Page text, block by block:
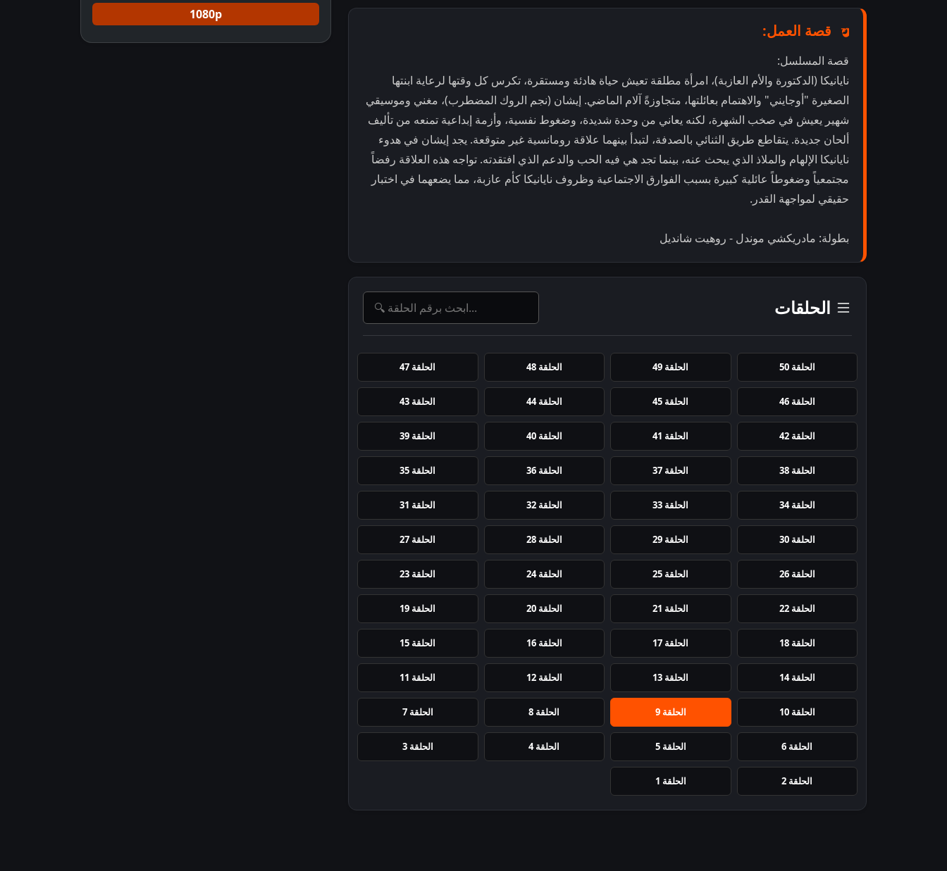
قصة العمل:
قصة المسلسل:
نايانيكا (الدكتورة والأم العازبة)، امرأة مطلقة تعيش حياة هادئة ومستقرة، تكرس كل وقتها لرعاية ابنتها
الصغيرة "أوجايني" والاهتمام بعائلتها، متجاوزةً آلام الماضي. إيشان (نجم الروك المضطرب)، مغني وموسيقي
شهير يعيش في صخب الشهرة، لكنه يعاني من وحدة شديدة، وضغوط نفسية، وأزمة إبداعية تمنعه من تأليف
ألحان جديدة. يتقاطع طريق الثنائي بالصدفة، لتبدأ بينهما علاقة رومانسية غير متوقعة. يجد إيشان في هدوء
نايانيكا الإلهام والملاذ الذي يبحث عنه، بينما تجد هي فيه الحب والدعم الذي افتقدته. تواجه هذه العلاقة رفضاً
مجتمعياً وضغوطاً عائلية كبيرة بسبب الفوارق الاجتماعية وظروف نايانيكا كأم عازبة، مما يضعهما في اختبار
حقيقي لمواجهة القدر.
بطولة: مادريكشي موندل - روهيت شانديل
الحلقات
الحلقة 50 الحلقة 49 الحلقة 48 الحلقة 47
الحلقة 46 الحلقة 45 الحلقة 44 الحلقة 43
الحلقة 42 الحلقة 41 الحلقة 40 الحلقة 39
الحلقة 38 الحلقة 37 الحلقة 36 الحلقة 35
الحلقة 34 الحلقة 33 الحلقة 32 الحلقة 31
الحلقة 30 الحلقة 29 الحلقة 28 الحلقة 27
الحلقة 26 الحلقة 25 الحلقة 24 الحلقة 23
الحلقة 22 الحلقة 21 الحلقة 20 الحلقة 19
الحلقة 18 الحلقة 17 الحلقة 16 الحلقة 15
الحلقة 14 الحلقة 13 الحلقة 12 الحلقة 11
الحلقة 10 الحلقة 9 الحلقة 8 الحلقة 7
الحلقة 6 الحلقة 5 الحلقة 4 الحلقة 3
الحلقة 2 الحلقة 1
1080p